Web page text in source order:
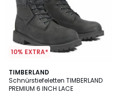
10% EXTRA*
TIMBERLAND
Schnürstiefeletten TIMBERLAND
PREMIUM 6 INCH LACE
4,8
/ 5